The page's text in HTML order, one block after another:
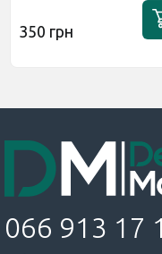
350 грн
066 913 17